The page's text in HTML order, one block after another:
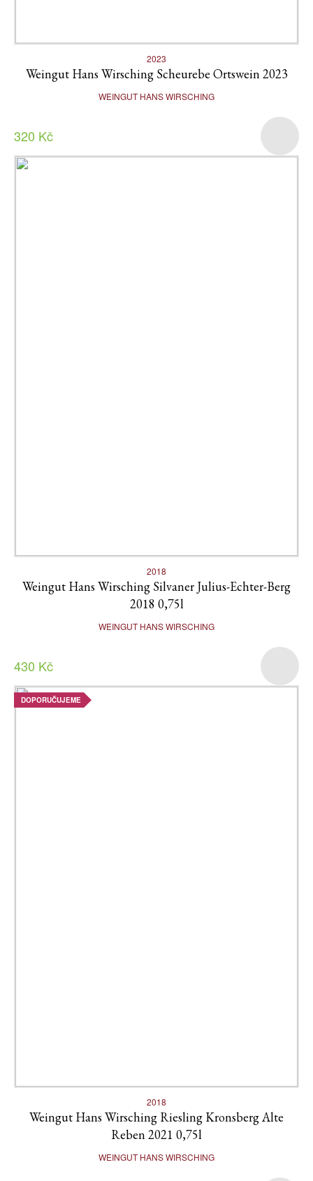
2023
Weingut Hans Wirsching Scheurebe Ortswein 2023
WEINGUT HANS WIRSCHING
320 Kč
2018
Weingut Hans Wirsching Silvaner Julius-Echter-Berg
2018 0,75l
WEINGUT HANS WIRSCHING
430 Kč
DOPORUČUJEME
2018
Weingut Hans Wirsching Riesling Kronsberg Alte
Reben 2021 0,75l
WEINGUT HANS WIRSCHING